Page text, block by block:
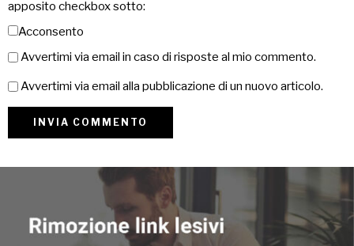
apposito checkbox sotto:
Acconsento
Avvertimi via email in caso di risposte al mio commento.
Avvertimi via email alla pubblicazione di un nuovo articolo.